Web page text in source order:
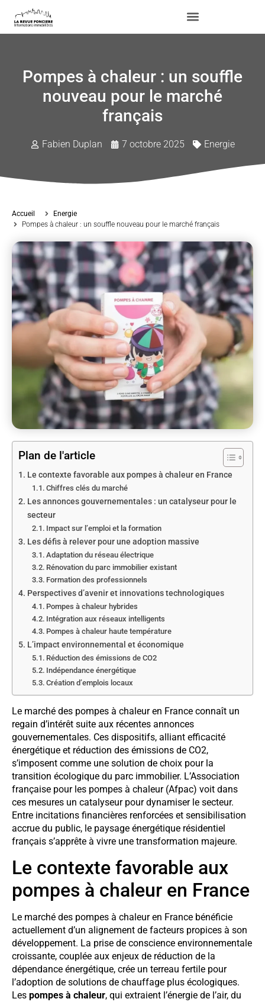
Pompes à chaleur : un souffle
nouveau pour le marché
français
Fabien Duplan 7 octobre 2025 Energie
Accueil
Energie
Pompes à chaleur : un souffle nouveau pour le marché français
Plan de l'article
Le contexte favorable aux pompes à chaleur en France
Chiffres clés du marché
Les annonces gouvernementales : un catalyseur pour le
secteur
Impact sur l’emploi et la formation
Les défis à relever pour une adoption massive
Adaptation du réseau électrique
Rénovation du parc immobilier existant
Formation des professionnels
Perspectives d’avenir et innovations technologiques
Pompes à chaleur hybrides
Intégration aux réseaux intelligents
Pompes à chaleur haute température
L’impact environnemental et économique
Réduction des émissions de CO2
Indépendance énergétique
Création d’emplois locaux
Le marché des pompes à chaleur en France connaît un
regain d’intérêt suite aux récentes annonces
gouvernementales. Ces dispositifs, alliant efficacité
énergétique et réduction des émissions de CO2,
s’imposent comme une solution de choix pour la
transition écologique du parc immobilier. L’Association
française pour les pompes à chaleur (Afpac) voit dans
ces mesures un catalyseur pour dynamiser le secteur.
Entre incitations financières renforcées et sensibilisation
accrue du public, le paysage énergétique résidentiel
français s’apprête à vivre une transformation majeure.
Le contexte favorable aux
pompes à chaleur en France
Le marché des pompes à chaleur en France bénéficie
actuellement d’un alignement de facteurs propices à son
développement. La prise de conscience environnementale
croissante, couplée aux enjeux de réduction de la
dépendance énergétique, crée un terreau fertile pour
l’adoption de solutions de chauffage plus écologiques.
Les pompes à chaleur, qui extraient l’énergie de l’air, du